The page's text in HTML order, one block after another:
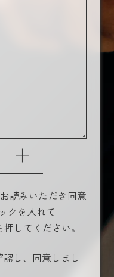
読みいただき同意
クを入れて
してください。
し、同意しまし